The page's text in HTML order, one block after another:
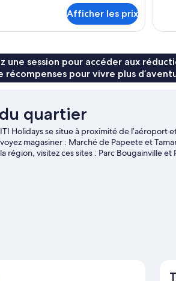
Afficher les prix
vue
la
côté
vue
sur
la
une session pour accéder aux
récompenses pour vivre plus
quartier
Holidays se situe à proximité de
magasiner : Marché de Papeete et
région, visitez ces sites : Parc Bougainville et